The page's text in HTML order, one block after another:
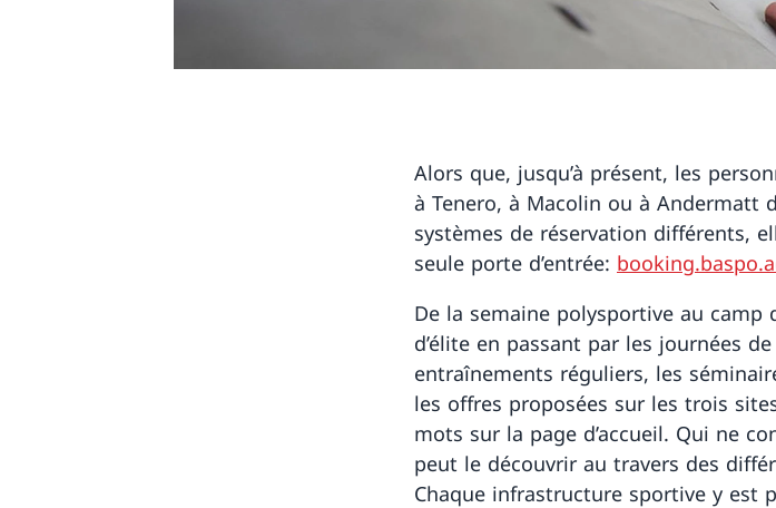
Alors que, jusqu’à présent, les
à Tenero, à Macolin ou à Andermatt
systèmes de réservation différents,
seule porte d’entrée:
De la semaine polysportive au camp
d’élite en passant par les journées
entraînements réguliers, les
les offres proposées sur les trois
mots sur la page d’accueil. Qui ne
peut le découvrir au travers des
Chaque infrastructure sportive y est